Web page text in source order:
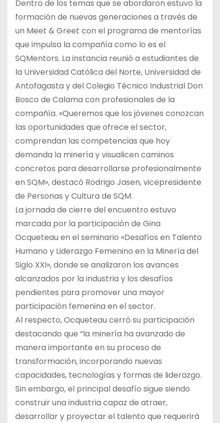
Dentro de los temas que se abordaron estuvo la
formación de nuevas generaciones a través de
un Meet & Greet con el programa de mentorías
que impulsa la compañía como lo es el
SQMentors. La instancia reunió a estudiantes de
la Universidad Católica del Norte, Universidad de
Antofagasta y del Colegio Técnico Industrial Don
Bosco de Calama con profesionales de la
compañía. «Queremos que los jóvenes conozcan
las oportunidades que ofrece el sector,
comprendan las competencias que hoy
demanda la minería y visualicen caminos
concretos para desarrollarse profesionalmente
en SQM», destacó Rodrigo Jasen, vicepresidente
de Personas y Cultura de SQM.
La jornada de cierre del encuentro estuvo
marcada por la participación de Gina
Ocqueteau en el seminario «Desafíos en Talento
Humano y Liderazgo Femenino en la Minería del
Siglo XXI», donde se analizaron los avances
alcanzados por la industria y los desafíos
pendientes para promover una mayor
participación femenina en el sector.
Al respecto, Ocqueteau cerró su participación
destacando que “la minería ha avanzado de
manera importante en su proceso de
transformación, incorporando nuevas
capacidades, tecnologías y formas de liderazgo.
Sin embargo, el principal desafío sigue siendo
construir una industria capaz de atraer,
desarrollar y proyectar el talento que requerirá